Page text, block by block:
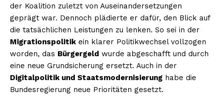
der Koalition zuletzt von Auseinandersetzungen
geprägt war. Dennoch plädierte er dafür, den Blick auf
die tatsächlichen Leistungen zu lenken. So sei in der
Migrationspolitikein klarer Politikwechsel vollzogen
worden, das Bürgergeld wurde abgeschafft und durch
eine neue Grundsicherung ersetzt. Auch in der
Digitalpolitik und Staatsmodernisierung habe die
Bundesregierung neue Prioritäten gesetzt.